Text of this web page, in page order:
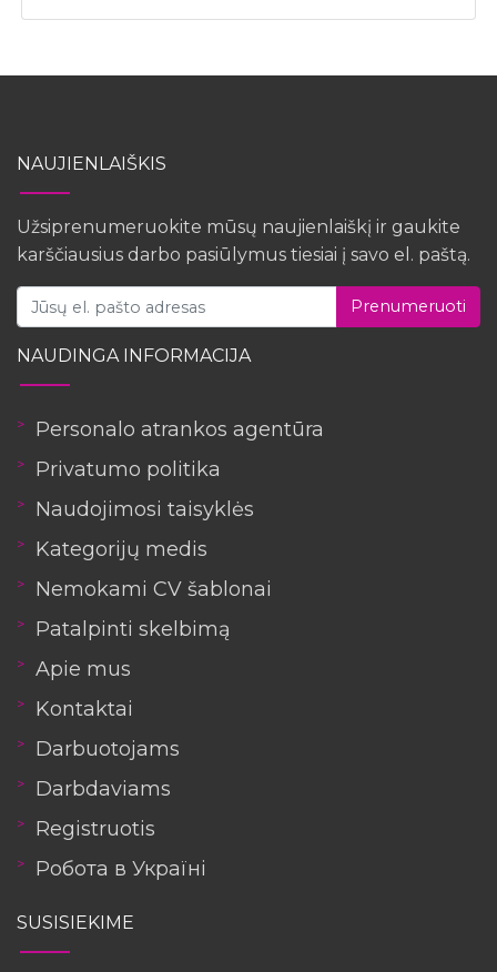
NAUJIENLAIŠKIS
Užsiprenumeruokite mūsų naujienlaiškį ir gaukite
karščiausius darbo pasiūlymus tiesiai į savo el. paštą.
Prenumeruoti
NAUDINGA INFORMACIJA
Personalo atrankos agentūra
Privatumo politika
Naudojimosi taisyklės
Kategorijų medis
Nemokami CV šablonai
Patalpinti skelbimą
Apie mus
Kontaktai
Darbuotojams
Darbdaviams
Registruotis
Робота в Україні
SUSISIEKIME